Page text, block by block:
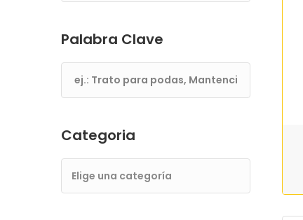
Palabra Clave
Categoria